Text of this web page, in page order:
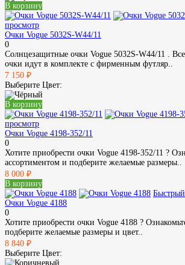
В корзину
просмотр
Очки Vogue 5032S-W44/11
0
Солнцезащитные очки Vogue 5032S-W44/11 .
очки идут в комплекте с фирменным футляр..
7 150 ₽
Выберите Цвет:
В корзину
просмотр
Очки Vogue 4198-352/11
0
Хотите приобрести очки Vogue 4198-352/11 ?
ассортиментом и подберите желаемые размеры..
8 000 ₽
В корзину
Очки Vogue 4188
0
Хотите приобрести очки Vogue 4188 ?
подберите желаемые размеры и цвет..
8 840 ₽
Выберите Цвет: